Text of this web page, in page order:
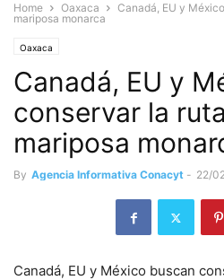
Home Oaxaca
Canadá, EU y
mariposa monarca
Oaxaca
Canadá, EU y
conservar la
mariposa
By Agencia Informativa Conacyt - 22/
Canadá, EU y México buscan